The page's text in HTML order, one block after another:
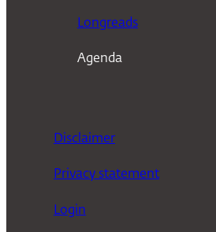
Longreads
Agenda
Disclaimer
Privacy statement
Login